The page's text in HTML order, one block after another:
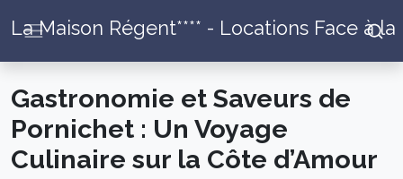
La Maison Régent**** - Locations Face à
Gastronomie et Saveurs de
Pornichet : Un Voyage
Culinaire sur la Côte d’Amour